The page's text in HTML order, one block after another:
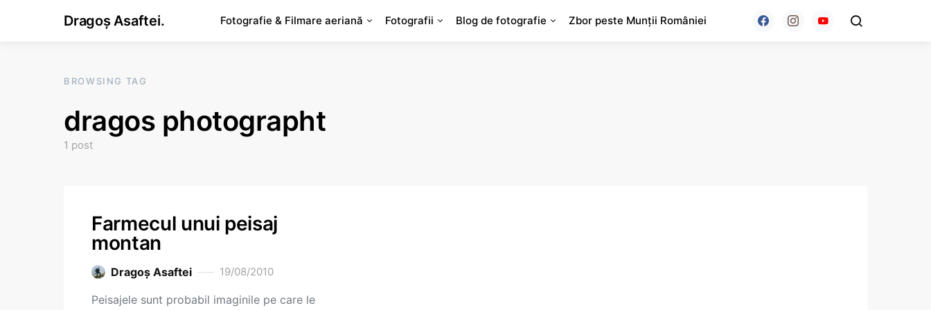
Dragoș Asaftei. Fotografie & Filmare aeriană Fotografii Blog de fotografie Zbor peste Munții României
BROWSING TAG
dragos photographt
1 post
Farmecul unui peisaj
montan
Dragoş Asaftei 19/08/2010
Peisajele sunt probabil imaginile pe care le